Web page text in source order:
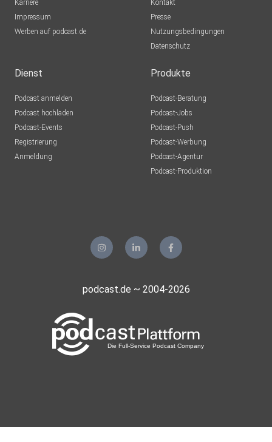
Karriere
Impressum
Werben auf podcast.de
Kontakt
Presse
Nutzungsbedingungen
Datenschutz
Dienst
Podcast anmelden
Podcast hochladen
Podcast-Events
Registrierung
Anmeldung
Produkte
Podcast-Beratung
Podcast-Jobs
Podcast-Push
Podcast-Werbung
Podcast-Agentur
Podcast-Produktion
podcast.de ~ 2004-2026